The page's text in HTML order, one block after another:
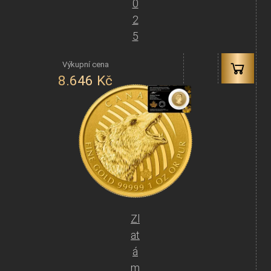
0
2
5
8.646 Kč
Zl
at
á
m